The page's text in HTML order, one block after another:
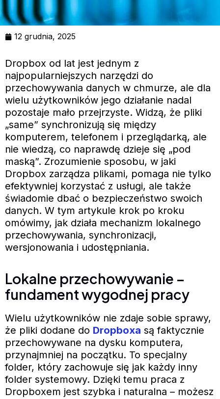
12 grudnia, 2025
Dropbox od lat jest jednym z
najpopularniejszych narzędzi do
przechowywania danych w chmurze, ale dla
wielu użytkowników jego działanie nadal
pozostaje mało przejrzyste. Widzą, że pliki
„same” synchronizują się między
komputerem, telefonem i przeglądarką, ale
nie wiedzą, co naprawdę dzieje się „pod
maską”. Zrozumienie sposobu, w jaki
Dropbox zarządza plikami, pomaga nie tylko
efektywniej korzystać z usługi, ale także
świadomie dbać o bezpieczeństwo swoich
danych. W tym artykule krok po kroku
omówimy, jak działa mechanizm lokalnego
przechowywania, synchronizacji,
wersjonowania i udostępniania.
Lokalne przechowywanie –
fundament wygodnej pracy
Wielu użytkowników nie zdaje sobie sprawy,
że pliki dodane do Dropboxa są faktycznie
przechowywane na dysku komputera,
przynajmniej na początku. To specjalny
folder, który zachowuje się jak każdy inny
folder systemowy. Dzięki temu praca z
Dropboxem jest szybka i naturalna – możesz